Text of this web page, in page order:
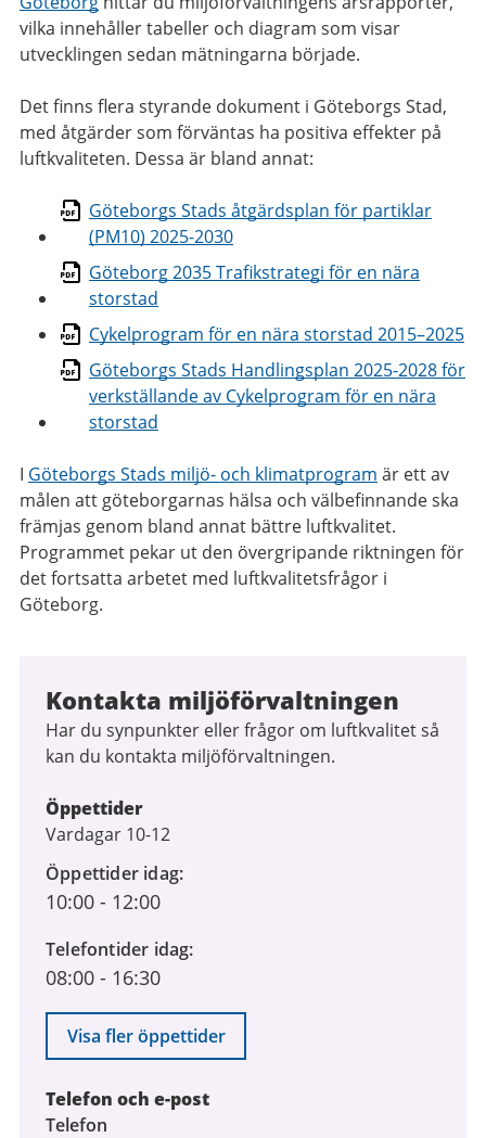
vilka innehåller tabeller och diagram som visar
utvecklingen sedan mätningarna började.
Det finns flera styrande dokument i Göteborgs Stad,
med åtgärder som förväntas ha positiva effekter på
luftkvaliteten. Dessa är bland annat:
Göteborgs Stads åtgärdsplan för partiklar
(PM10) 2025-2030
Göteborg 2035 Trafikstrategi för en nära
storstad
Cykelprogram för en nära storstad 2015–2025
Göteborgs Stads Handlingsplan 2025-2028 för
verkställande av Cykelprogram för en nära
storstad
I Göteborgs Stads miljö- och klimatprogram är ett av
målen att göteborgarnas hälsa och välbefinnande ska
främjas genom bland annat bättre luftkvalitet.
Programmet pekar ut den övergripande riktningen för
det fortsatta arbetet med luftkvalitetsfrågor i
Göteborg.
Kontakta miljöförvaltningen
Har du synpunkter eller frågor om luftkvalitet så
kan du kontakta miljöförvaltningen.
Öppettider
Vardagar 10-12
Öppettider idag
10:00 - 12:00
Telefontider idag
08:00 - 16:30
Visa fler öppettider
Telefon och e-post
Telefon